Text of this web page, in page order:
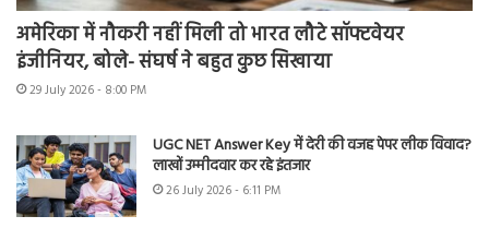
अमेरिका में नौकरी नहीं मिली तो भारत लौटे सॉफ्टवेयर
इंजीनियर, बोले- संघर्ष ने बहुत कुछ सिखाया
29 July 2026 - 8:00 PM
UGC NET Answer Key में देरी की वजह पेपर लीक विवाद?
लाखों उम्मीदवार कर रहे इंतजार
26 July 2026 - 6:11 PM